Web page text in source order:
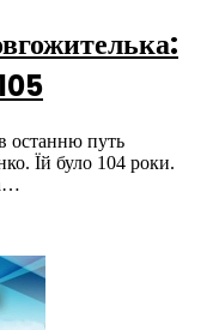
останню путь
Їй було 104 роки.